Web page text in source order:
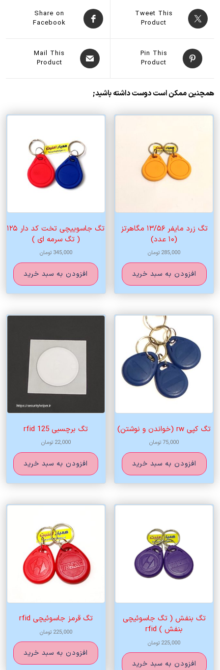
Tweet This
Product
Share on
Facebook
Pin This
Product
Mail This
Product
همچنین ممکن است دوست داشته باشید;
تگ زرد مایفر ۱۳/۵۶ مگاهرتز
(۱۰ عدد)
285,000 تومان
افزودن به سبد خرید
تگ جاسوییچی تخت کد دار ۱۲۵
( تگ سرمه ای )
345,000 تومان
افزودن به سبد خرید
تگ کپی rw (خواندن و نوشتن)
75,000تومان
افزودن به سبد خرید
تگ برچسبی 125 rfid
22,000 تومان
افزودن به سبد خرید
تگ بنفش ( تگ جاسوئیچی
بنفش ) rfid
225,000 تومان
افزودن به سبد خرید
تگ قرمز جاسوئیچی rfid
225,000 تومان
افزودن به سبد خرید